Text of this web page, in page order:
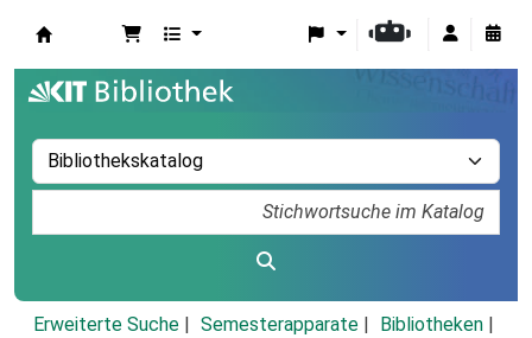
Erweiterte Suche Semesterapparate
Bibliotheken